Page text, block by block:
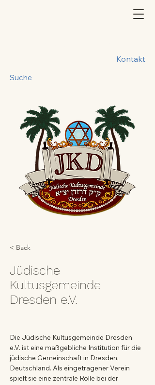
Kontakt
Suche
< Back
Jüdische
Kultusgemeinde
Dresden e.V.
Die Jüdische Kultusgemeinde Dresden
e.V. ist eine maßgebliche Institution für die
jüdische Gemeinschaft in Dresden,
Deutschland. Als eingetragener Verein
spielt sie eine zentrale Rolle bei der